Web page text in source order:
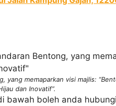
yang memaparkan visi majlis:
dan Inovatif”.
bawah boleh anda